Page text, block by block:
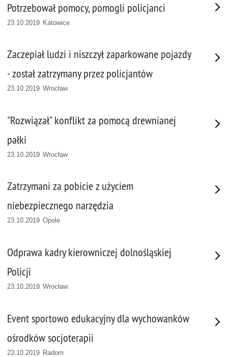
Potrzebował pomocy, pomogli policjanci
23.10.2019 Katowice
Zaczepiał ludzi i niszczył zaparkowane pojazdy
- został zatrzymany przez policjantów
23.10.2019 Wrocław
"Rozwiązał" konflikt za pomocą drewnianej
pałki
23.10.2019 Wrocław
Zatrzymani za pobicie z użyciem
niebezpiecznego narzędzia
23.10.2019 Opole
Odprawa kadry kierowniczej dolnośląskiej
Policji
23.10.2019 Wrocław
Event sportowo edukacyjny dla wychowanków
ośrodków socjoterapii
23.10.2019 Radom